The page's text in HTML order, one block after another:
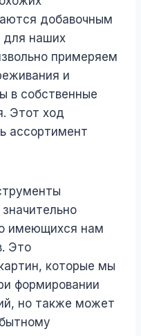
добавочным
для наших
примеряем
и
в собственные
Этот ход
ассортимент
имеющихся нам
Это
которые мы
формировании
но также может